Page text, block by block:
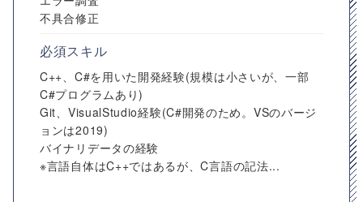
不具合修正
必須スキル
C++、C#を用いた開発経験(規模は小さいが、一部
C#プログラムあり)
Git、VisualStudio経験(C#開発のため。VSのバージ
ョンは2019)
バイナリデータの経験
※言語自体はC++ではあるが、C言語の記法...